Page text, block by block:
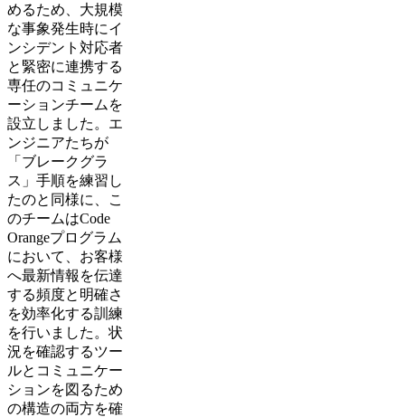
めるため、大規模
な事象発生時にイ
ンシデント対応者
と緊密に連携する
専任のコミュニケ
ーションチームを
設立しました。エ
ンジニアたちが
「ブレークグラ
ス」手順を練習し
たのと同様に、こ
のチームはCode
Orangeプログラム
において、お客様
へ最新情報を伝達
する頻度と明確さ
を効率化する訓練
を行いました。状
況を確認するツー
ルとコミュニケー
ションを図るため
の構造の両方を確